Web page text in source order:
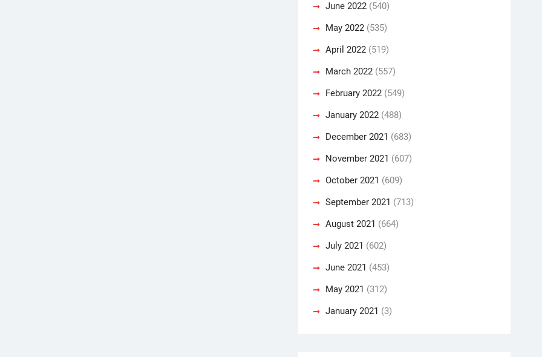
June 2022 (540)
May 2022 (535)
April 2022 (519)
March 2022 (557)
February 2022 (549)
January 2022 (488)
December 2021 (683)
November 2021 (607)
October 2021 (609)
September 2021 (713)
August 2021 (664)
July 2021 (602)
June 2021 (453)
May 2021 (312)
January 2021 (3)